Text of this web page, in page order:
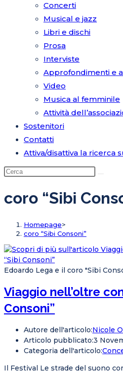
Concerti
Musical e jazz
Libri e dischi
Prosa
Interviste
Approfondimenti e
Video
Musica al femminile
Attività
Sostenitori
Contatti
Attiva/disattiva la ricerca
coro “Sibi
Homepage>
coro “Sibi Consoni”
Edoardo Lega e il coro "Sibi
Viaggio nell’oltre
Consoni”
Autore dell'articolo:Nicole
Articolo pubblicato:3
Categoria dell'articolo:
Il Festival Le strade del suono